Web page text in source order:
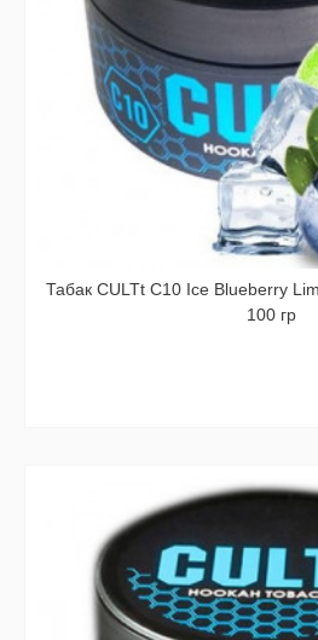
Табак CULTt С10 Ice Blueberry
100 гр